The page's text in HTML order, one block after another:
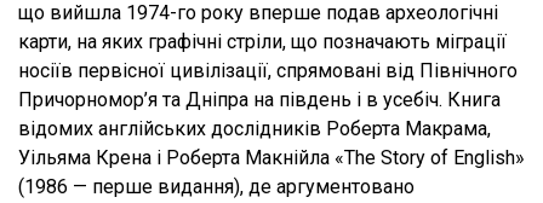
що вийшла 1974-го року вперше подав археологічні
карти, на яких графічні стріли, що позначають міграції
носіїв первісної цивілізації, спрямовані від Північного
Причорномор’я та Дніпра на південь і в усебіч. Книга
відомих англійських дослідників Роберта Макрама,
Уільяма Крена і Роберта Макнійла «The Story of English»
(1986 — перше видання), де аргументовано